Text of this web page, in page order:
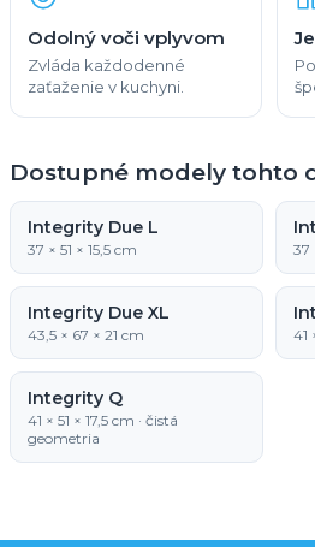
Odolný voči vplyvom
Zvláda každodenné
zaťaženie v kuchyni.
Dostupné modely tohto
Integrity Due L
37 × 51 × 15,5 cm 37
Integrity Due XL
43,5 × 67 × 21 cm 41
Integrity Q
41 × 51 × 17,5 cm · čistá
geometria